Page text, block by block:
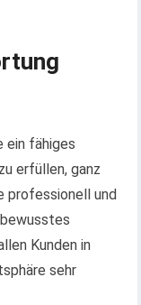
ein fähiges
erfüllen, ganz
professionell und
Kunden in
sehr